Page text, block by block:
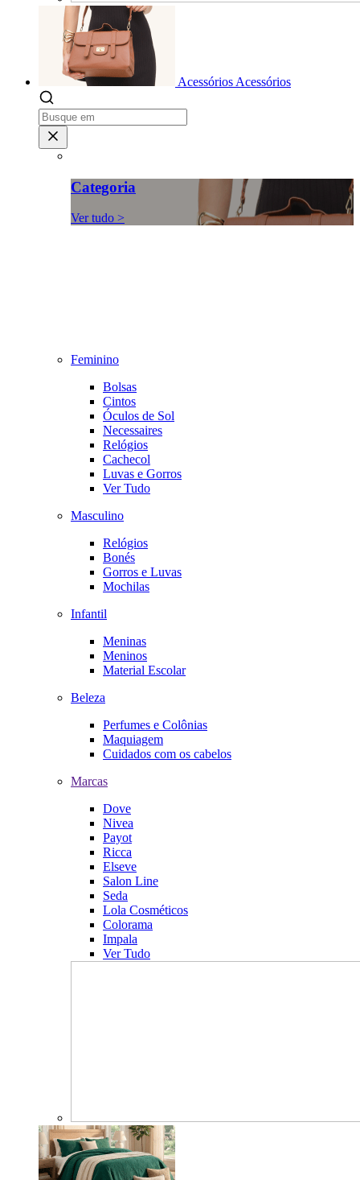
Acessórios Acessórios
Categoria
Ver tudo >
Feminino
Bolsas
Cintos
Óculos de Sol
Necessaires
Relógios
Cachecol
Luvas e Gorros
Ver Tudo
Masculino
Relógios
Bonés
Gorros e Luvas
Mochilas
Infantil
Meninas
Meninos
Material Escolar
Beleza
Perfumes e Colônias
Maquiagem
Cuidados com os cabelos
Marcas
Dove
Nivea
Payot
Ricca
Elseve
Salon Line
Seda
Lola Cosméticos
Colorama
Impala
Ver Tudo